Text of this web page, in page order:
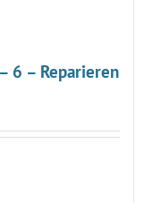
6 – Reparieren